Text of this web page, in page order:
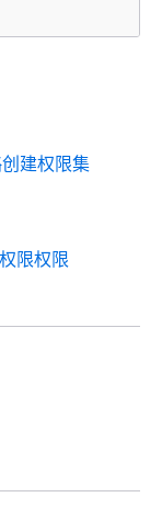
建权限集
限权限